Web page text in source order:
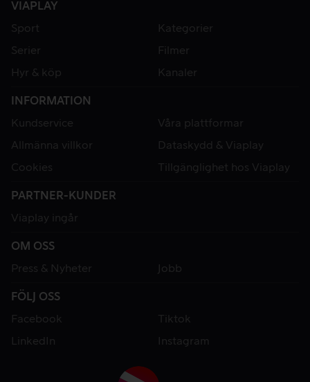
VIAPLAY
Sport
Kategorier
Serier
Filmer
Hyr & köp
Kanaler
INFORMATION
Kundservice
Våra plattformar
Allmänna villkor
Dataskydd & Viaplay
Cookies
Tillgänglighet hos Viaplay
PARTNER-KUNDER
Viaplay ingår
OM OSS
Press & Nyheter
Jobb
FÖLJ OSS
Facebook
Tiktok
LinkedIn
Instagram